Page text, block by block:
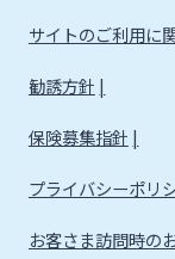
サイトのご利用に
勧誘方針
保険募集指針
プライバシーポリ
お客さま訪問時の